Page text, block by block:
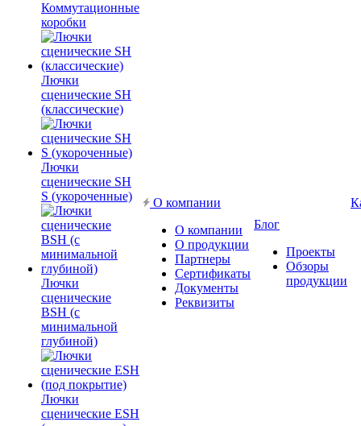
Коммутационные
коробки
Лючки
сценические SH
(классические)
Лючки
сценические SH
S (укороченные)
Лючки
сценические
BSH (с
минимальной
глубиной)
Лючки
сценические ESH
О компании
О компании
О продукции
Партнеры
Сертификаты
Документы
Реквизиты
Блог
Проекты
Обзоры
продукции